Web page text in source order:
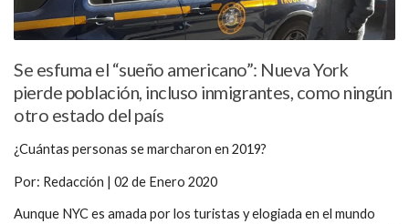
Se esfuma el “sueño americano”: Nueva York
pierde población, incluso inmigrantes, como ningún
otro estado del país
¿Cuántas personas se marcharon en 2019?
Por: Redacción | 02 de Enero 2020
Aunque NYC es amada por los turistas y elogiada en el mundo